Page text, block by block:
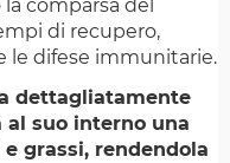
comparsa del
di recupero,
le difese immunitarie.
dettagliatamente
suo interno una
grassi, rendendola